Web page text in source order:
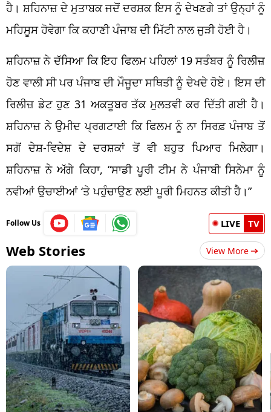
ਹੈ। ਸ਼ਹਿਨਾਜ਼ ਦੇ ਮੁਤਾਬਕ ਜਦੋਂ ਦਰਸ਼ਕ ਇਸ ਨੂੰ ਦੇਖਣਗੇ ਤਾਂ ਉਨ੍ਹਾਂ ਨੂੰ
ਮਹਿਸੂਸ ਹੋਵੇਗਾ ਕਿ ਕਹਾਣੀ ਪੰਜਾਬ ਦੀ ਮਿੱਟੀ ਨਾਲ ਜੁੜੀ ਹੋਈ ਹੈ।
ਸ਼ਹਿਨਾਜ਼ ਨੇ ਦੱਸਿਆ ਕਿ ਇਹ ਫਿਲਮ ਪਹਿਲਾਂ 19 ਸਤੰਬਰ ਨੂੰ ਰਿਲੀਜ਼
ਹੋਣ ਵਾਲੀ ਸੀ ਪਰ ਪੰਜਾਬ ਦੀ ਮੌਜੂਦਾ ਸਥਿਤੀ ਨੂੰ ਦੇਖਦੇ ਹੋਏ। ਇਸ ਦੀ
ਰਿਲੀਜ਼ ਡੇਟ ਹੁਣ 31 ਅਕਤੂਬਰ ਤੱਕ ਮੁਲਤਵੀ ਕਰ ਦਿੱਤੀ ਗਈ ਹੈ।
ਸ਼ਹਿਨਾਜ਼ ਨੇ ਉਮੀਦ ਪ੍ਰਗਟਾਈ ਕਿ ਫਿਲਮ ਨੂੰ ਨਾ ਸਿਰਫ਼ ਪੰਜਾਬ ਤੋਂ
ਸਗੋਂ ਦੇਸ਼-ਵਿਦੇਸ਼ ਦੇ ਦਰਸ਼ਕਾਂ ਤੋਂ ਵੀ ਬਹੁਤ ਪਿਆਰ ਮਿਲੇਗਾ।
ਸ਼ਹਿਨਾਜ਼ ਨੇ ਅੱਗੇ ਕਿਹਾ, “ਸਾਡੀ ਪੂਰੀ ਟੀਮ ਨੇ ਪੰਜਾਬੀ ਸਿਨੇਮਾ ਨੂੰ
ਨਵੀਆਂ ਉਚਾਈਆਂ ‘ਤੇ ਪਹੁੰਚਾਉਣ ਲਈ ਪੂਰੀ ਮਿਹਨਤ ਕੀਤੀ ਹੈ।”
Follow Us LIVE TV
Web Stories View More